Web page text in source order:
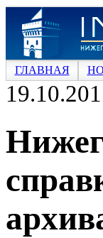
ГЛАВНАЯ